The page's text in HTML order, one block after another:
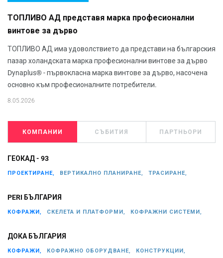
ТОПЛИВО АД представя марка професионални
винтове за дърво
ТОПЛИВО АД има удоволствието да представи на българския
пазар холандската марка професионални винтове за дърво
Dynaplus® - първокласна марка винтове за дърво, насочена
основно към професионалните потребители.
8.05.2026
КОМПАНИИ СЪБИТИЯ ПАРТНЬОРИ
ГЕОКАД - 93
ПРОЕКТИРАНЕ, ВЕРТИКАЛНО ПЛАНИРАНЕ, ТРАСИРАНЕ,
PERI БЪЛГАРИЯ
КОФРАЖИ, СКЕЛЕТА И ПЛАТФОРМИ, КОФРАЖНИ СИСТЕМИ,
ДОКА БЪЛГАРИЯ
КОФРАЖИ, КОФРАЖНО ОБОРУДВАНЕ, КОНСТРУКЦИИ,